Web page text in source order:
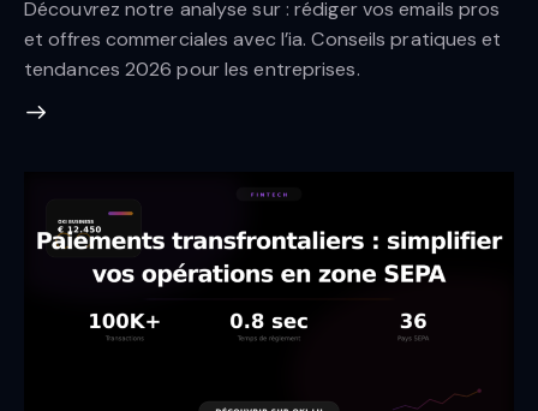
Découvrez notre analyse sur : rédiger vos emails pros
et offres commerciales avec l’ia. Conseils pratiques et
tendances 2026 pour les entreprises.